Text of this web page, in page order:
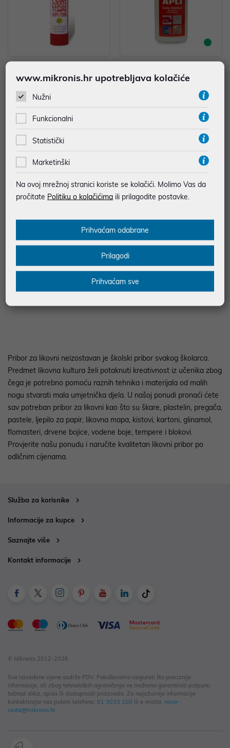
1,20 €
50
Ljepilo Apli bijelo 1000g 12851
Dodatnih -5% uz PROMO KOD
Jastučić Apli bijeli samoljepljivi 75
3,50 €
Dodatnih -5% uz PROMO KOD
Pribor za likovni neizostavan je školski pribor svakog školarca.
Predmet likovna kultura želi potaknuti kreativnost iz učenika zbog
čega je potrebno pomoću raznih tehnika i materijala od malih
nogu stvarati mala umjetnička djela. U našoj ponudi pronaći ćete
sav potreban pribor za likovni kao što su škare, plastelin, pregača,
pastele, ljepilo za papir, likovna mapa, kistovi, kartoni, glinamol,
flomasteri, drvene bojice, vodene boje, tempere i blokovi.
Provjerite našu ponudu i naručite kvalitetan likovni pribor po
odličnim cijenama.
Služba za korisnike
Informacije za kupce
Saznajte više
Kontakt informacije
© Mikronis 2012-2026
Sve navedene cijene sadrže PDV. Pokušavamo osigurati što preciznije
informacije, ali zbog tehnoloških ograničenja ne možemo garantirati potpunu
točnost slika, opisa ili dostupnosti proizvoda. Za najažurnije informacije
kontaktirajte nas putem telefona: 01 3033 100 ili e-maila: nova-
cesta@mikronis.hr.
www.mikronis.hr upotrebljava kolačiće
Nužni
Funkcionalni
Statistički
Marketinški
Na ovoj mrežnoj stranici koriste se kolačići. Molimo Vas da
pročitate Politiku o kolačićima ili prilagodite postavke.
Prihvaćam odabrane
Prilagodi
Prihvaćam sve